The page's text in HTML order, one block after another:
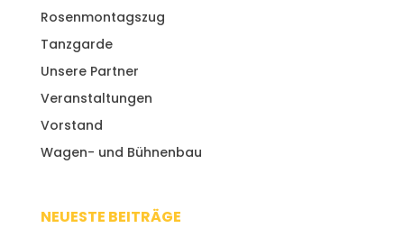
Rosenmontagszug
Tanzgarde
Unsere Partner
Veranstaltungen
Vorstand
Wagen- und Bühnenbau
NEUESTE BEITRÄGE